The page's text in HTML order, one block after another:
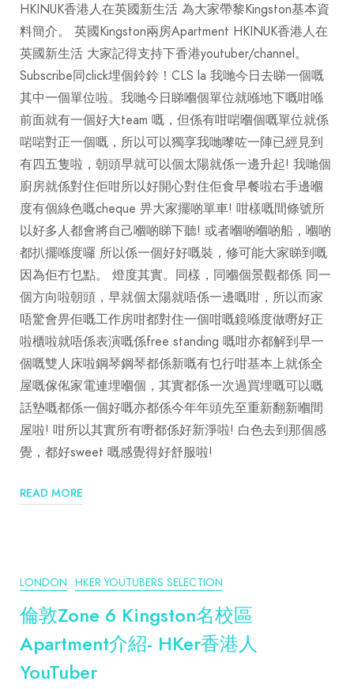
HKINUK香港人在英國新生活 為大家帶黎Kingston基本資
料簡介。 英國Kingston兩房Apartment HKINUK香港人在
英國新生活 大家記得支持下香港youtuber/channel。
Subscribe同click埋個鈴鈴！CLS la 我哋今日去睇一個嘅
其中一個單位啦。我哋今日睇嗰個單位就喺地下嘅咁喺
前面就有一個好大team 嘅，但係有咁啱嗰個嘅單位就係
啱啱對正一個嘅，所以可以獨享我哋嚟咗一陣已經見到
有四五隻啦，朝頭早就可以個太陽就係一邊升起! 我哋個
廚房就係對住佢咁所以好開心對住佢食早餐啦右手邊嗰
度有個綠色嘅cheque 畀大家擺啲單車! 咁樣嘅間條號所
以好多人都會將自己嗰啲睇下聽! 或者嗰啲嗰啲船，嗰啲
都扒擺喺度囉 所以係一個好好嘅裝，修可能大家睇到嘅
因為佢冇乜點。 燈度其實。同樣，同嗰個景觀都係 同一
個方向啦朝頭，早就個太陽就唔係一邊嘅咁，所以而家
唔驚會畀佢嘅工作房咁都對住一個咁嘅鏡喺度做嘢好正
啦櫃啦就唔係表演嘅係free standing 嘅咁亦都解到早一
個嘅雙人床啦鋼琴鋼琴都係新嘅有乜行咁基本上就係全
屋嘅傢俬家電連埋嗰個，其實都係一次過買埋嘅可以嘅
話墊嘅都係一個好嘅亦都係今年年頭先至重新翻新嗰間
屋啦! 咁所以其實所有嘢都係好新淨啦! 白色去到那個感
覺，都好sweet 嘅感覺得好舒服啦!
READ MORE
LONDON HKER YOUTUBERS SELECTION
倫敦Zone 6 Kingston名校區
Apartment介紹- HKer香港人
YouTuber